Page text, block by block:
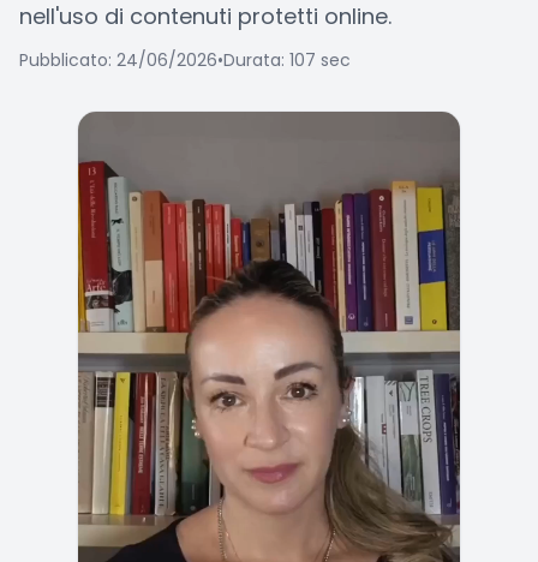
nell'uso di contenuti protetti online.
Pubblicato: 24/06/2026•Durata: 107 sec